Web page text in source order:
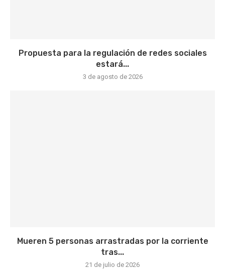
Propuesta para la regulación de redes sociales
estará...
3 de agosto de 2026
Mueren 5 personas arrastradas por la corriente
tras...
21 de julio de 2026